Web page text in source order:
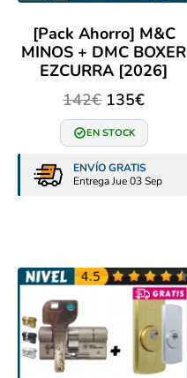
[Pack Ahorro] M&C
MINOS + DMC BOXER
EZCURRA [2026]
142€ 135€
EN STOCK
ENVÍO GRATIS
Entrega Jue 03 Sep